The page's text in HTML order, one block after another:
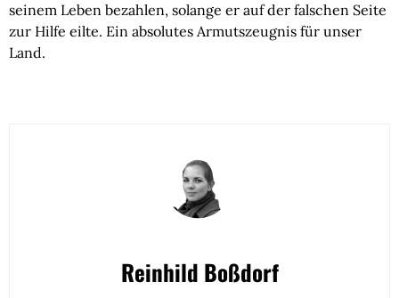
seinem Leben bezahlen, solange er auf der falschen Seite
zur Hilfe eilte. Ein absolutes Armutszeugnis für unser
Land.
Reinhild Boßdorf